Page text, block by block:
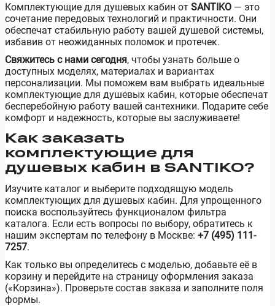
Комплектующие для душевых кабин от SANTIKO — это
сочетание передовых технологий и практичности. Они
обеспечат стабильную работу вашей душевой системы,
избавив от неожиданных поломок и протечек.
Свяжитесь с нами сегодня, чтобы узнать больше о
доступных моделях, материалах и вариантах
персонализации. Мы поможем вам выбрать идеальные
комплектующие для душевых кабин, которые обеспечат
бесперебойную работу вашей сантехники. Подарите себе
комфорт и надежность, которые вы заслуживаете!
Как заказать
комплектующие для
душевых кабин в SANTIKO?
Изучите каталог и выберите подходящую модель
комплектующих для душевых кабин. Для упрощенного
поиска воспользуйтесь функционалом фильтра
каталога. Если есть вопросы по выбору, обратитесь к
нашим экспертам по телефону в Москве: +7 (495) 111-
7257.
Как только вы определитесь с моделью, добавьте её в
корзину и перейдите на страницу оформления заказа
(«Корзина»). Проверьте состав заказа и заполните поля
формы.